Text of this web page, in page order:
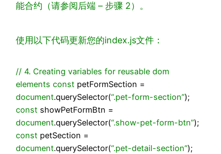
能合约（请参阅后端 – 步骤 2）。
使用以下代码更新您的index.js文件：
// 4. Creating variables for reusable dom
elements const petFormSection =
document.querySelector(“.pet-form-section”);
const showPetFormBtn =
document.querySelector(“.show-pet-form-btn”);
const petSection =
document.querySelector(“.pet-detail-section”);